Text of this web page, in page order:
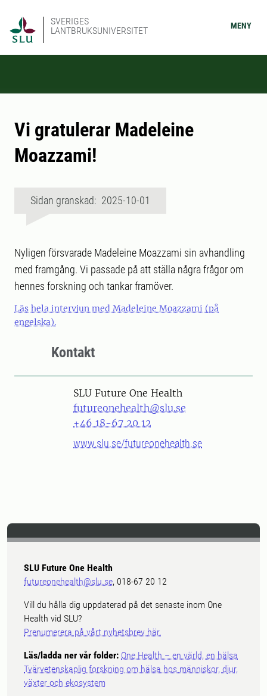
SVERIGES
LANTBRUKSUNIVERSITET
MENY
Vi gratulerar Madeleine
Moazzami!
Sidan granskad: 2025-10-01
Nyligen försvarade Madeleine Moazzami sin avhandling
med framgång. Vi passade på att ställa några frågor om
hennes forskning och tankar framöver.
Läs hela intervjun med Madeleine Moazzami (på
engelska).
Kontakt
SLU Future One Health
futureonehealth@slu.se
+46 18-67 20 12
www.slu.se/futureonehealth.se
SLU Future One Health
futureonehealth@slu.se, 018-67 20 12
Vill du hålla dig uppdaterad på det senaste inom One
Health vid SLU?
Prenumerera på vårt nyhetsbrev här.
Läs/ladda ner vår folder: One Health – en värld, en hälsa
Tvärvetenskaplig forskning om hälsa hos människor, djur,
växter och ekosystem